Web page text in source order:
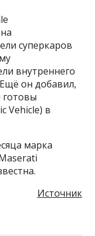
суперкаров
внутреннего
он добавил,
готовы
Vehicle) в
марка
Источник